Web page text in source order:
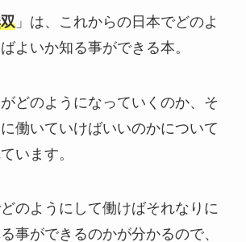
」は、これからの日本でどのよ
よいか知る事ができる本。
どのようになっていくのか、そ
働いていけばいいのかについて
います。
のようにして働けばそれなりに
事ができるのかが分かるので、